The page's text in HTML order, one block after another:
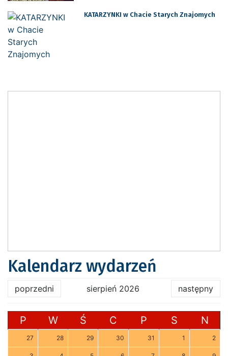
KATARZYNKI w Chacie Starych Znajomych
Kalendarz wydarzeń
poprzedni sierpień 2026 następny
P W Ś C P S N
27 28 29 30 31 1 2